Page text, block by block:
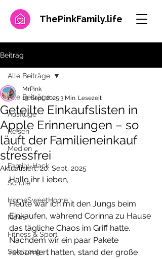
ThePinkFamily.life
Beitrag
Alle Beiträge
Ausflüge
Reisen
Medien
Family-Hack
Schule
HomeSweetHome
News
Fitness & Sport
Spielzeug
Alle Beiträge
Geteilte Einkaufslisten in
Apple Erinnerungen – so
läuft der Familieneinkauf
stressfrei
MrPink
19. Sept. 2025 3 Min. Lesezeit
Aktualisiert:20. Sept. 2025
Hallo ihr Lieben,
Heute war ich mit den Jungs beim
Einkaufen, während Corinna zu Hause
das tägliche Chaos im Griff hatte.
Nachdem wir ein paar Pakete
retourniert hatten, stand der große